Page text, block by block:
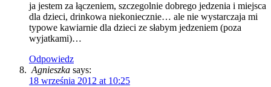
ja jestem za łączeniem, szczegolnie dobrego jedzenia i miejsca
dla dzieci, drinkowa niekoniecznie… ale nie wystarczaja mi
typowe kawiarnie dla dzieci ze słabym jedzeniem (poza
wyjatkami)…
Odpowiedz
Agnieszka says:
18 września 2012 at 10:25